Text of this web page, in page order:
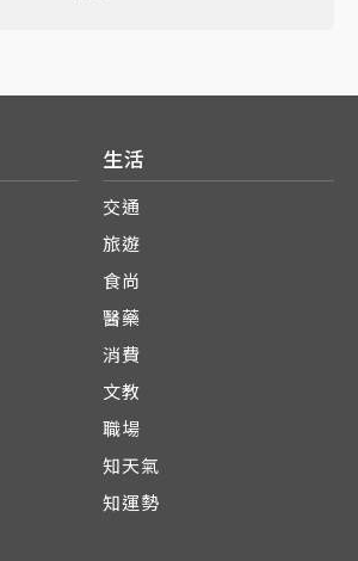
生活
交通
旅遊
食尚
醫藥
消費
文教
職場
知天氣
知運勢